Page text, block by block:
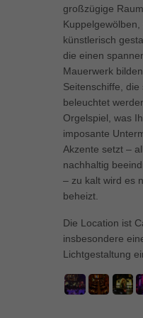
großzügige
künstlerisch
die einen
Mauerwerk
Seitenschiffe, die
beleuchtet
Orgelspiel, was
imposante
Akzente setzt –
nachhaltig
– zu kalt wird es
beheizt.
Die Location ist
insbesondere
Lichtgestaltung
Inhalte von Videoplattformen
standardmäßig blockiert. Wenn
werden, bedarf der Zugriff auf
Cookie-